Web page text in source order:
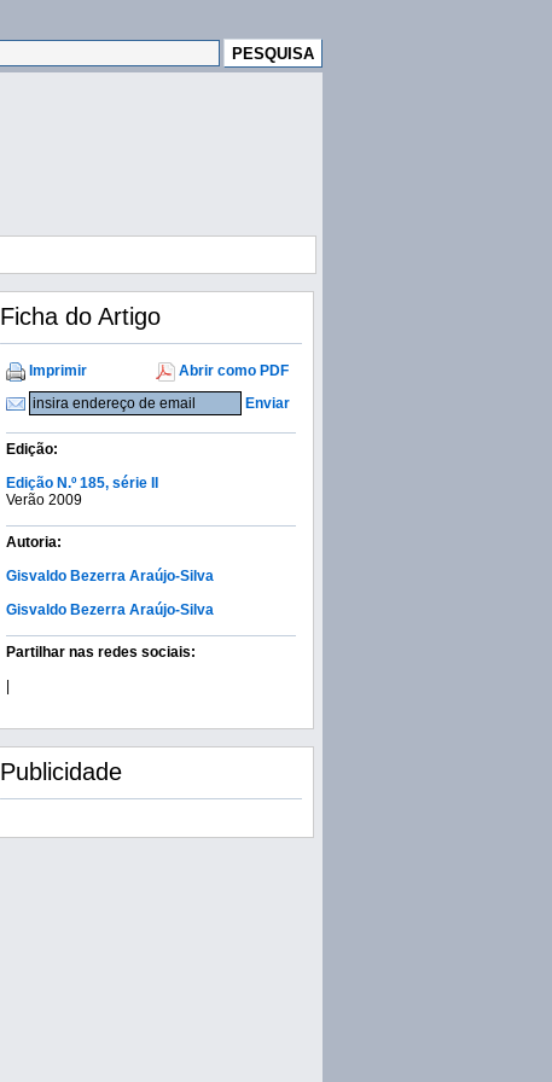
Ficha do Artigo
Imprimir
Abrir como PDF
Enviar
Edição:
Edição N.º 185, série II
Verão 2009
Autoria:
Gisvaldo Bezerra Araújo-Silva
Gisvaldo Bezerra Araújo-Silva
Partilhar nas redes sociais:
Publicidade